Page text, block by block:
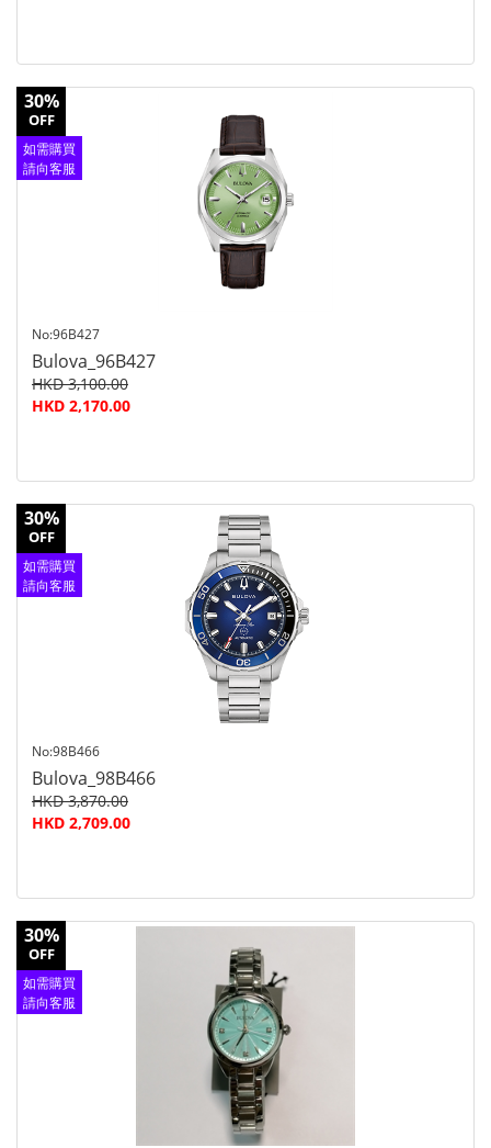
30%
OFF
如需購買
請向客服
No:96B427
Bulova_96B427
HKD 3,100.00
HKD 2,170.00
30%
OFF
如需購買
請向客服
No:98B466
Bulova_98B466
HKD 3,870.00
HKD 2,709.00
30%
OFF
如需購買
請向客服